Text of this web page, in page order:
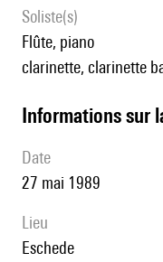
Soliste(s)
flûte, piano
clarinette, clarinette
informations sur
date
27 mai 1989
lieu
Eschede